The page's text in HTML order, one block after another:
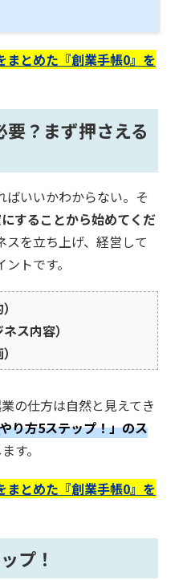
まとめた『創業手帳0』を
？まず押さえる
ばいいかわからない。そ
することから始めてくだ
を立ち上げ、経営して
トです。
ス内容）
の仕方は自然と見えてき
り方5ステップ！」のス
す。
まとめた『創業手帳0』を
プ！